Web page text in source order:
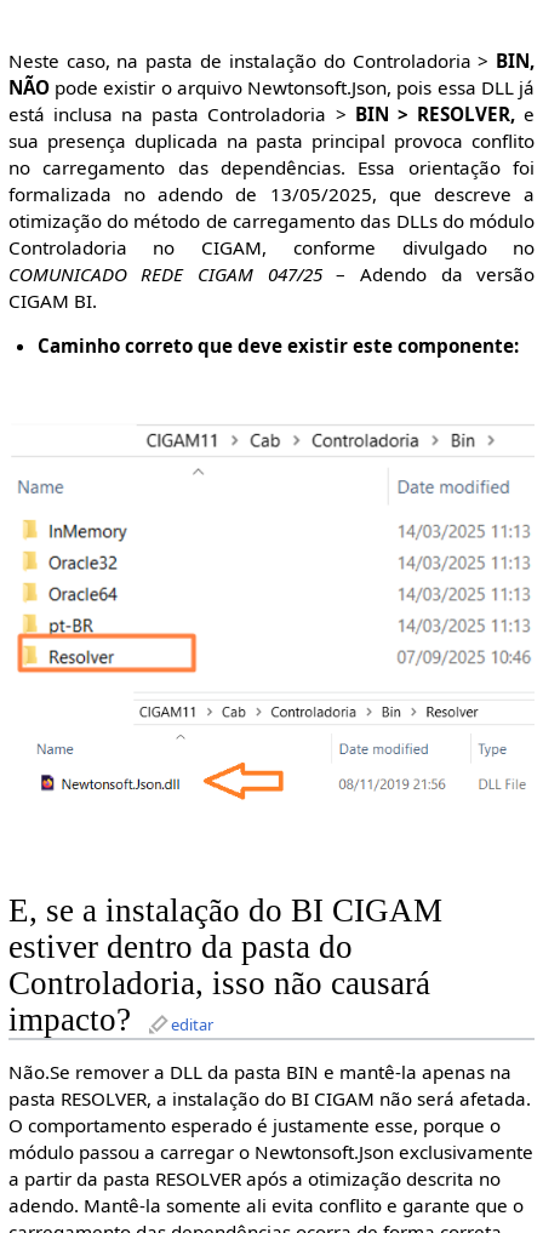
Neste caso, na pasta de instalação do Controladoria > BIN,
NÃOpode existir o arquivo Newtonsoft.Json, pois essa DLL já
está inclusa na pasta Controladoria > BIN > RESOLVER, e
sua presença duplicada na pasta principal provoca conflito
no carregamento das dependências. Essa orientação foi
formalizada no adendo de 13/05/2025, que descreve a
otimização do método de carregamento das DLLs do módulo
Controladoria no CIGAM, conforme divulgado no
COMUNICADO REDE CIGAM 047/25– Adendo da versão
CIGAM BI.
Caminho correto que deve existir este componente:
E, se a instalação do BI CIGAM
estiver dentro da pasta do
Controladoria, isso não causará
impacto?
editar
Não.Se remover a DLL da pasta BIN e mantê-la apenas na
pasta RESOLVER, a instalação do BI CIGAM não será afetada.
O comportamento esperado é justamente esse, porque o
módulo passou a carregar o Newtonsoft.Json exclusivamente
a partir da pasta RESOLVER após a otimização descrita no
adendo. Mantê-la somente ali evita conflito e garante que o